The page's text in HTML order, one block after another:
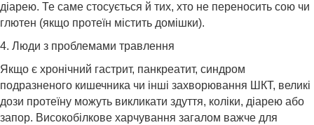
діарею. Те саме стосується й тих, хто не переносить сою чи
глютен (якщо протеїн містить домішки).
4. Люди з проблемами травлення
Якщо є хронічний гастрит, панкреатит, синдром
подразненого кишечника чи інші захворювання ШКТ, великі
дози протеїну можуть викликати здуття, коліки, діарею або
запор. Високобілкове харчування загалом важче для